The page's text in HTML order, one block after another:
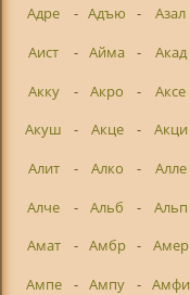
Адре
- Адъю - Азал
Аист
- Айма - Акад
Акку
- Акро - Аксе
Акуш
- Акце - Акци
Алит
- Алко - Алле
Алче
- Альб - Альп
Амат
- Амбр - Амер
Ампе
- Ампу - Амфи